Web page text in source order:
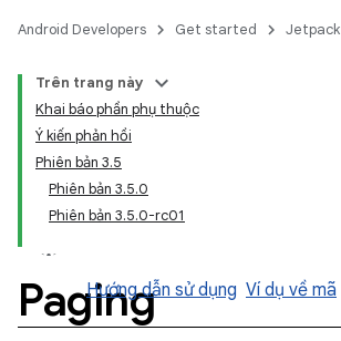
Android Developers Get started Jetpack
Trên trang này
Khai báo phần phụ thuộc
Ý kiến phản hồi
Phiên bản 3.5
Phiên bản 3.5.0
Phiên bản 3.5.0-rc01
PagingHướng dẫn sử dụng Ví dụ về mã